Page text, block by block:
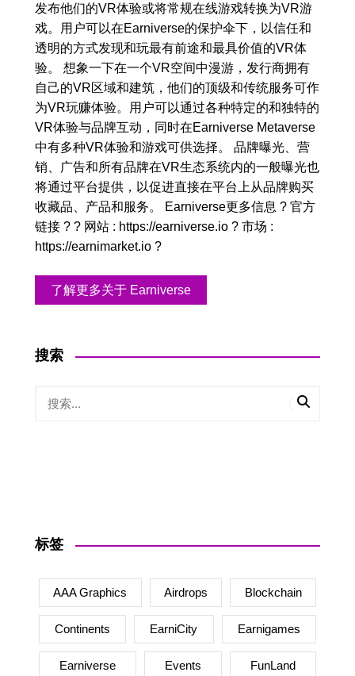
发布他们的VR体验或将常规在线游戏转换为VR游
戏。用户可以在Earniverse的保护伞下，以信任和
透明的方式发现和玩最有前途和最具价值的VR体
验。 想象一下在一个VR空间中漫游，发行商拥有
自己的VR区域和建筑，他们的顶级和传统服务可作
为VR玩赚体验。用户可以通过各种特定的和独特的
VR体验与品牌互动，同时在Earniverse Metaverse
中有多种VR体验和游戏可供选择。 品牌曝光、营
销、广告和所有品牌在VR生态系统内的一般曝光也
将通过平台提供，以促进直接在平台上从品牌购买
收藏品、产品和服务。 Earniverse更多信息 ? 官方
链接 ? ? 网站 : https://earniverse.io ? 市场 :
https://earnimarket.io ?
了解更多关于 Earniverse
搜索
标签
AAA Graphics Airdrops Blockchain
Continents EarniCity Earnigames
Earniverse Events FunLand